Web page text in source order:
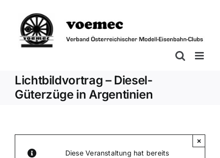
springen
Lichtbildvortrag – Diesel-
Güterzüge in Argentinien
Diese Veranstaltung hat bereits
×